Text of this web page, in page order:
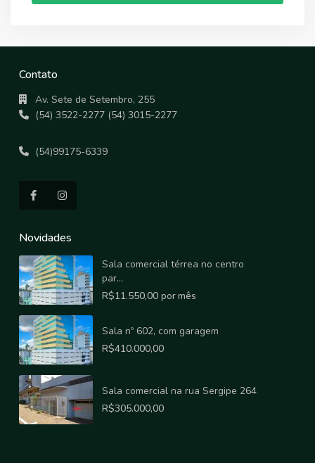
Contato
Av. Sete de Setembro, 255
(54) 3522-2277 (54) 3015-2277
(54)99175-6339
Novidades
Sala comercial térrea no centro
par...
R$11.550,00 por mês
Sala nº 602, com garagem
R$410.000,00
Sala comercial na rua Sergipe 264
R$305.000,00